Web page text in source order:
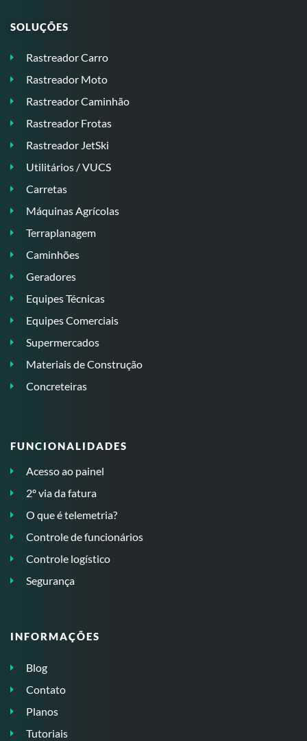
SOLUÇÕES
Rastreador Carro
Rastreador Moto
Rastreador Caminhão
Rastreador Frotas
Rastreador JetSki
Utilitários / VUCS
Carretas
Máquinas Agrícolas
Terraplanagem
Caminhões
Geradores
Equipes Técnicas
Equipes Comerciais
Supermercados
Materiais de Construção
Concreteiras
FUNCIONALIDADES
Acesso ao painel
2º via da fatura
O que é telemetria?
Controle de funcionários
Controle logístico
Segurança
INFORMAÇÕES
Blog
Contato
Planos
Tutoriais